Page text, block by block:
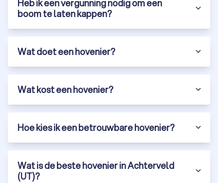
Heb ik een vergunning nodig om een
boom te laten kappen?
Wat doet een hovenier?
Wat kost een hovenier?
Hoe kies ik een betrouwbare hovenier?
Wat is de beste hovenier in Achterveld
(UT)?